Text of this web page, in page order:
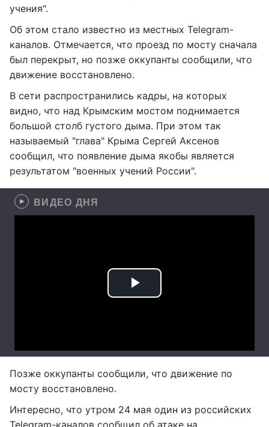
учения".
Об этом стало известно из местных Telegram-
каналов. Отмечается, что проезд по мосту сначала
был перекрыт, но позже оккупанты сообщили, что
движение восстановлено.
В сети распространились кадры, на которых
видно, что над Крымским мостом поднимается
большой столб густого дыма. При этом так
называемый "глава" Крыма Сергей Аксенов
сообщил, что появление дыма якобы является
результатом "военных учений России".
ВИДЕО ДНЯ
Позже оккупанты сообщили, что движение по
мосту восстановлено.
Интересно, что утром 24 мая один из российских
Telegram-каналов сообщил об атаке на